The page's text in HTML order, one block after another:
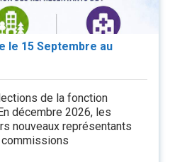
le 15 Septembre au
de la fonction
décembre 2026, les
nouveaux représentants